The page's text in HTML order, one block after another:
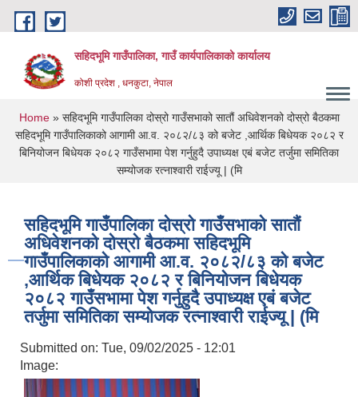
Skip to main content
सहिदभूमि गाउँपालिका, गाउँ कार्यपालिकाको कार्यालय
कोशी प्रदेश , धनकुटा, नेपाल
You are here
Home» सहिदभूमि गाउँपालिका दोस्रो गाउँसभाको सातौं अधिवेशनको दोस्रो बैठकमा
सहिदभूमि गाउँपालिकाको आगामी आ.व. २०८२/८३ को बजेट ,आर्थिक बिधेयक २०८२ र
बिनियोजन बिधेयक २०८२ गाउँसभामा पेश गर्नुहुदै उपाध्यक्ष एबं बजेट तर्जुमा समितिका
सम्योजक रत्नाश्वारी राईज्यू | (मि
सहिदभूमि गाउँपालिका दोस्रो गाउँसभाको सातौं
अधिवेशनको दोस्रो बैठकमा सहिदभूमि
गाउँपालिकाको आगामी आ.व. २०८२/८३ को बजेट
,आर्थिक बिधेयक २०८२ र बिनियोजन बिधेयक
२०८२ गाउँसभामा पेश गर्नुहुदै उपाध्यक्ष एबं बजेट
तर्जुमा समितिका सम्योजक रत्नाश्वारी राईज्यू | (मि
Submitted on: Tue, 09/02/2025 - 12:01
Image: